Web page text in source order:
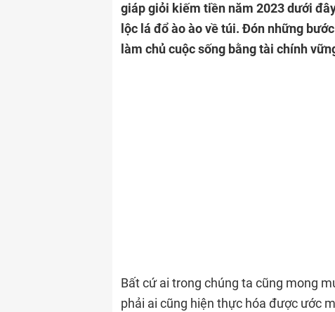
giáp giỏi kiếm tiền năm 2023 dưới
lộc lá đổ ào ào về túi. Đón những
làm chủ cuộc sống bằng tài chính
Bất cứ ai trong chúng ta cũng mong
phải ai cũng hiện thực hóa được ước